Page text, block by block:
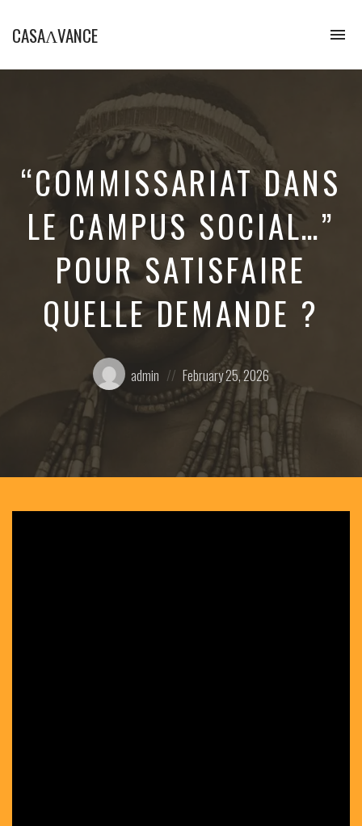
CASAɅVANCE
Casamance
“COMMISSARIAT DANS
LE CAMPUS SOCIAL…”
POUR SATISFAIRE
QUELLE DEMANDE ?
Posted
by:
admin
on
February 25, 2026